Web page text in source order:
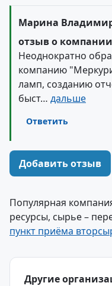
Марина
отзыв о компании
Неоднократно
компанию
ламп, созданию
быст… дальше
Ответить
Добавить отзыв
Популярная
ресурсы, сырье –
пункт приёма
Другие